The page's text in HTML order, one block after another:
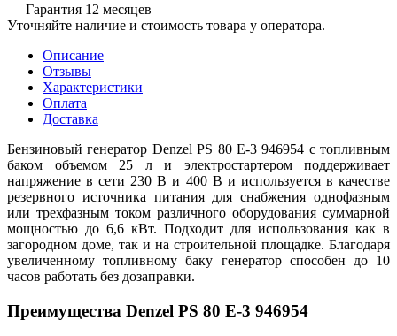
Гарантия 12 месяцев
Уточняйте наличие и стоимость товара у оператора.
Описание
Отзывы
Характеристики
Оплата
Доставка
Бензиновый генератор Denzel PS 80 E-3 946954 с топливным
баком объемом 25 л и электростартером поддерживает
напряжение в сети 230 В и 400 В и используется в качестве
резервного источника питания для снабжения однофазным
или трехфазным током различного оборудования суммарной
мощностью до 6,6 кВт. Подходит для использования как в
загородном доме, так и на строительной площадке. Благодаря
увеличенному топливному баку генератор способен до 10
часов работать без дозаправки.
Преимущества Denzel PS 80 E-3 946954